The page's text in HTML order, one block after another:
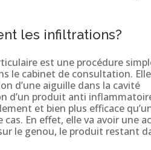
les infiltrations?
est une procédure
le cabinet de consultation. Elle
d’une aiguille dans la cavité
d’un produit anti
et bien plus efficace
En effet, elle va avoir une
le genou, le produit restant